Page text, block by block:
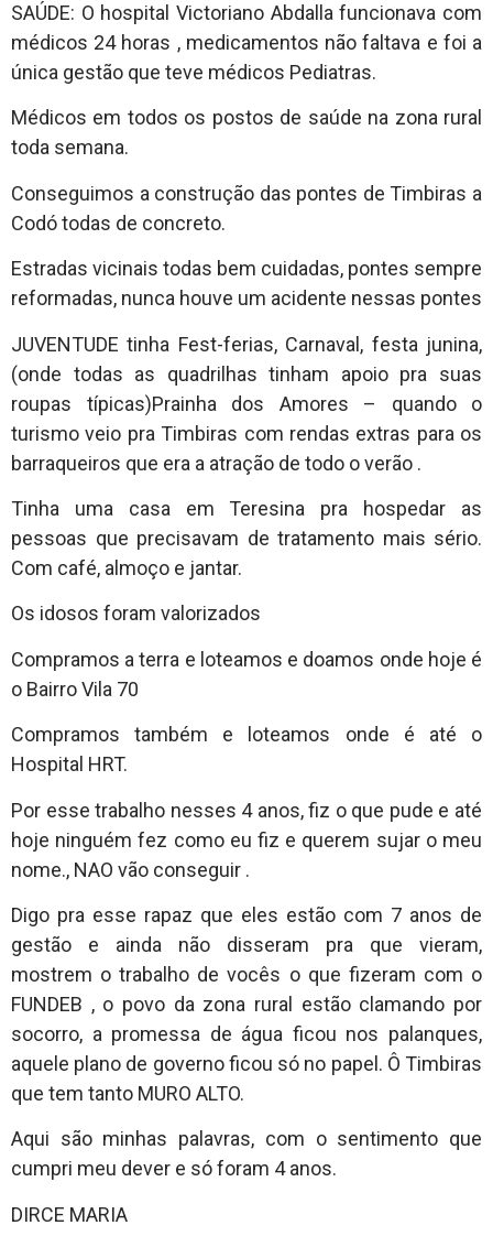
SAÚDE: O hospital Victoriano Abdalla funcionava com
médicos 24 horas , medicamentos não faltava e foi a
única gestão que teve médicos Pediatras.
Médicos em todos os postos de saúde na zona rural
toda semana.
Conseguimos a construção das pontes de Timbiras a
Codó todas de concreto.
Estradas vicinais todas bem cuidadas, pontes sempre
reformadas, nunca houve um acidente nessas pontes
JUVENTUDE tinha Fest-ferias, Carnaval, festa junina,
(onde todas as quadrilhas tinham apoio pra suas
roupas típicas)Prainha dos Amores – quando o
turismo veio pra Timbiras com rendas extras para os
barraqueiros que era a atração de todo o verão .
Tinha uma casa em Teresina pra hospedar as
pessoas que precisavam de tratamento mais sério.
Com café, almoço e jantar.
Os idosos foram valorizados
Compramos a terra e loteamos e doamos onde hoje é
o Bairro Vila 70
Compramos também e loteamos onde é até o
Hospital HRT.
Por esse trabalho nesses 4 anos, fiz o que pude e até
hoje ninguém fez como eu fiz e querem sujar o meu
nome., NAO vão conseguir .
Digo pra esse rapaz que eles estão com 7 anos de
gestão e ainda não disseram pra que vieram,
mostrem o trabalho de vocês o que fizeram com o
FUNDEB , o povo da zona rural estão clamando por
socorro, a promessa de água ficou nos palanques,
aquele plano de governo ficou só no papel. Ô Timbiras
que tem tanto MURO ALTO.
Aqui são minhas palavras, com o sentimento que
cumpri meu dever e só foram 4 anos.
DIRCE MARIA